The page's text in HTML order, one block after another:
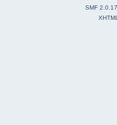
SMF 2.0.17